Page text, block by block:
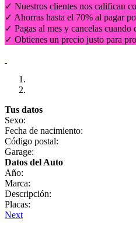
✓ Nuestros clientes nos califican
✓ Ahorras hasta el 70% al pagar
✓ Pagas al mes y cancelas cuando
✓ Obtienes un precio justo para
Tus datos
Sexo:
Fecha de nacimiento:
Código postal:
Garage:
Datos del Auto
Año:
Marca:
Descripción:
Placas:
Next